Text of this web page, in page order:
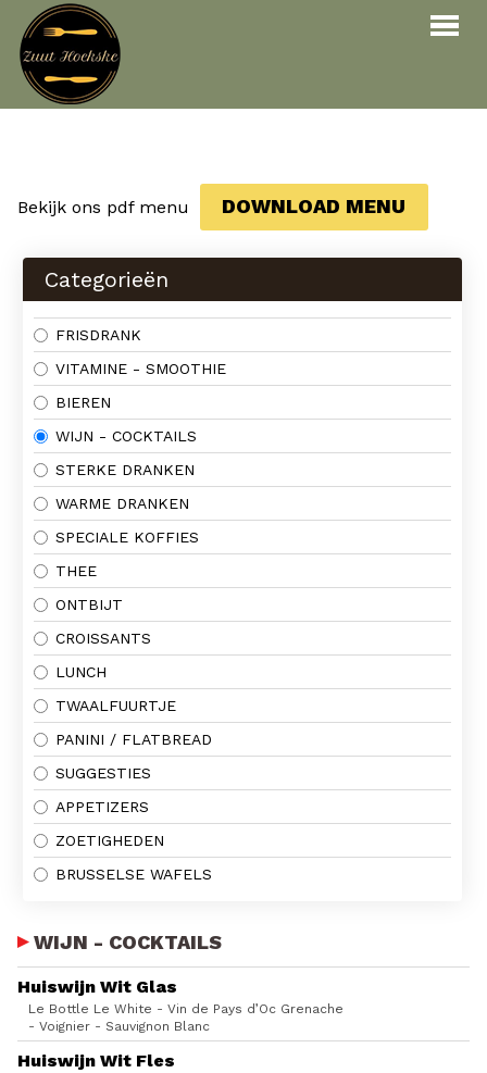
Reservaties
Contact
INLOGGEN RESERVEREN
Bekijk ons pdf menu DOWNLOAD MENU
Categorieën
FRISDRANK
VITAMINE - SMOOTHIE
BIEREN
WIJN - COCKTAILS
STERKE DRANKEN
WARME DRANKEN
SPECIALE KOFFIES
THEE
ONTBIJT
CROISSANTS
LUNCH
TWAALFUURTJE
PANINI / FLATBREAD
SUGGESTIES
APPETIZERS
ZOETIGHEDEN
BRUSSELSE WAFELS
WIJN - COCKTAILS
Huiswijn Wit Glas
Le Bottle Le White - Vin de Pays d’Oc Grenache
- Voignier - Sauvignon Blanc
Huiswijn Wit Fles